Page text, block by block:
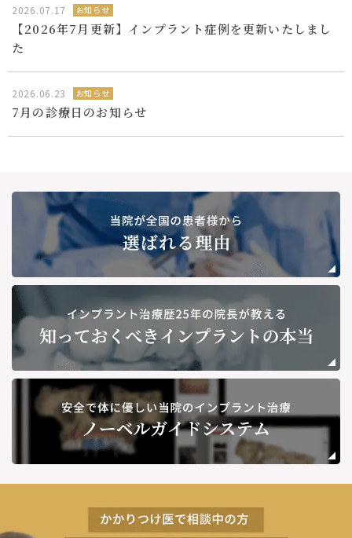
2026.07.17 お知らせ
【2026年7月更新】インプラント症例を更新いたしまし
た
2026.06.23 お知らせ
7月の診療日のお知らせ